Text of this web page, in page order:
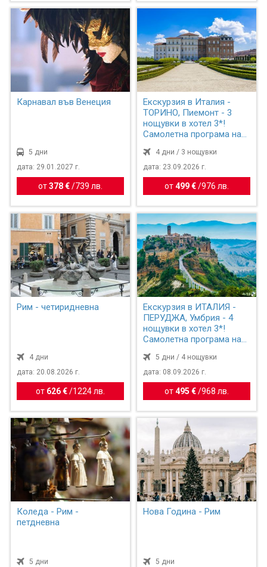
Карнавал във Венеция
5 дни
дата: 29.01.2027 г.
от378 € / 739 лв.
Екскурзия в Италия -
ТОРИНО, Пиемонт - 3
нощувки в хотел 3*!
Самолетна програма на
4 дни / 3 нощувки
дата: 23.09.2026 г.
от499 €/976 лв.
Рим - четиридневна
4 дни
дата: 20.08.2026 г.
от 626 € / 1224 лв.
Екскурзия в ИТАЛИЯ -
ПЕРУДЖА, Умбрия - 4
нощувки в хотел 3*!
Самолетна програма на
5 дни / 4 нощувки
дата: 08.09.2026 г.
от495 €/968 лв.
Коледа - Рим -
петдневна
5 дни
Нова Година - Рим
5 дни